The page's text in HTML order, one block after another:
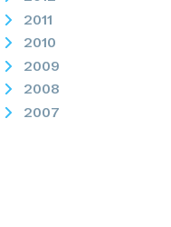
2011
2010
2009
2008
2007